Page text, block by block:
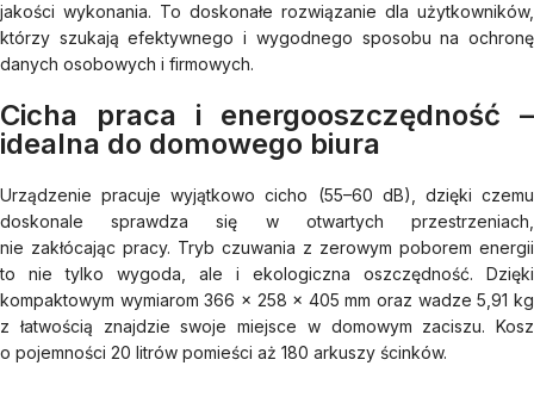
jakości wykonania. To doskonałe rozwiązanie dla użytkowników,
którzy szukają efektywnego i wygodnego sposobu na ochronę
danych osobowych i firmowych.
Cicha praca i energooszczędność –
idealna do domowego biura
Urządzenie pracuje wyjątkowo cicho (55–60 dB), dzięki czemu
doskonale sprawdza się w otwartych przestrzeniach,
nie zakłócając pracy. Tryb czuwania z zerowym poborem energii
to nie tylko wygoda, ale i ekologiczna oszczędność. Dzięki
kompaktowym wymiarom 366 × 258 × 405 mm oraz wadze 5,91 kg
z łatwością znajdzie swoje miejsce w domowym zaciszu. Kosz
o pojemności 20 litrów pomieści aż 180 arkuszy ścinków.